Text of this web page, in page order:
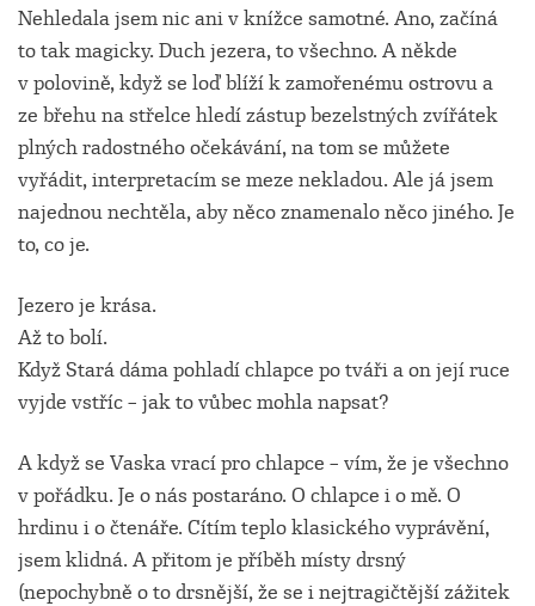
Nehledala jsem nic ani v knížce samotné. Ano, začíná
to tak magicky. Duch jezera, to všechno. A někde
v polovině, když se loď blíží k zamořenému ostrovu a
ze břehu na střelce hledí zástup bezelstných zvířátek
plných radostného očekávání, na tom se můžete
vyřádit, interpretacím se meze nekladou. Ale já jsem
najednou nechtěla, aby něco znamenalo něco jiného. Je
to, co je.
Jezero je krása.
Až to bolí.
Když Stará dáma pohladí chlapce po tváři a on její ruce
vyjde vstříc – jak to vůbec mohla napsat?
A když se Vaska vrací pro chlapce – vím, že je všechno
v pořádku. Je o nás postaráno. O chlapce i o mě. O
hrdinu i o čtenáře. Cítím teplo klasického vyprávění,
jsem klidná. A přitom je příběh místy drsný
(nepochybně o to drsnější, že se i nejtragičtější zážitek